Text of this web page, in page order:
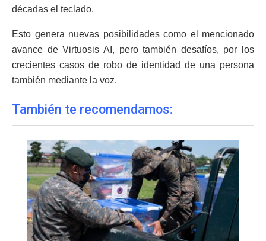
décadas el teclado.
Esto genera nuevas posibilidades como el mencionado
avance de Virtuosis AI, pero también desafíos, por los
crecientes casos de robo de identidad de una persona
también mediante la voz.
También te recomendamos: